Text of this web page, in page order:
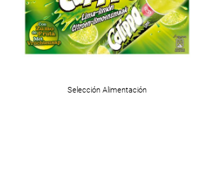
Selección Alimentación